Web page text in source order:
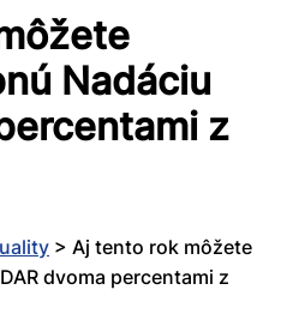
Nadáciu
z
> Aj tento rok môžete
dvoma percentami z